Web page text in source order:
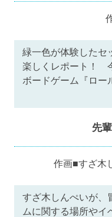
緑一色が体験したセ
楽しくレポート！
ボードゲーム『ロー
先
作画■すざ木
すざ木しんぺいが、
ムに関する場所やイ